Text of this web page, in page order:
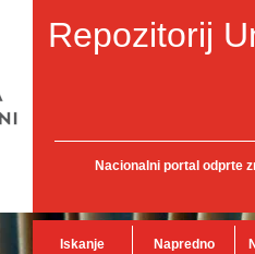
Repozitorij
Nacionalni portal odprte
Iskanje Napredno